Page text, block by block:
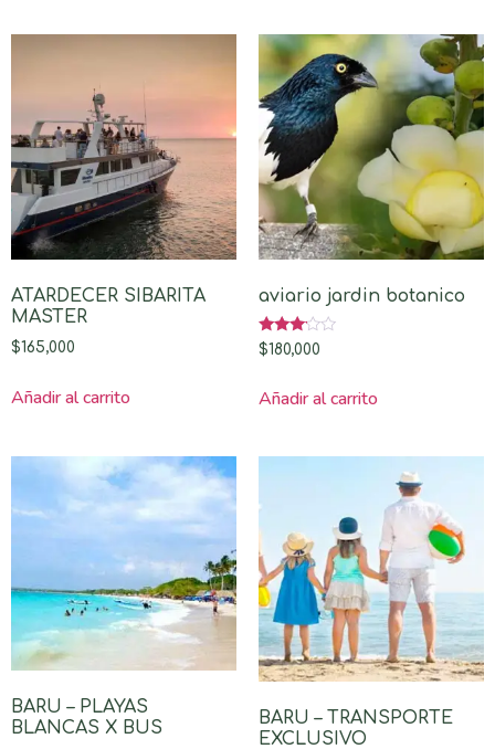
ATARDECER SIBARITA
MASTER
$165,000
Añadir al carrito
aviario jardin botanico
Valorado
con
$180,000
Añadir al carrito
BARU – PLAYAS
BLANCAS X BUS
BARU – TRANSPORTE
EXCLUSIVO